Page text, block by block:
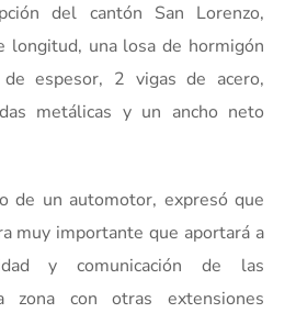
del cantón San Lorenzo,
longitud, una losa de hormigón
espesor, 2 vigas de acero,
metálicas y un ancho neto
de un automotor, expresó que
muy importante que aportará a
y comunicación de las
zona con otras extensiones